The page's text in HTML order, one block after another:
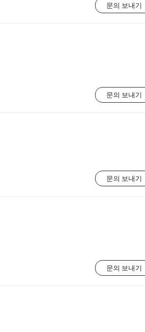
문의 보내기
문의 보내기
문의 보내기
문의 보내기